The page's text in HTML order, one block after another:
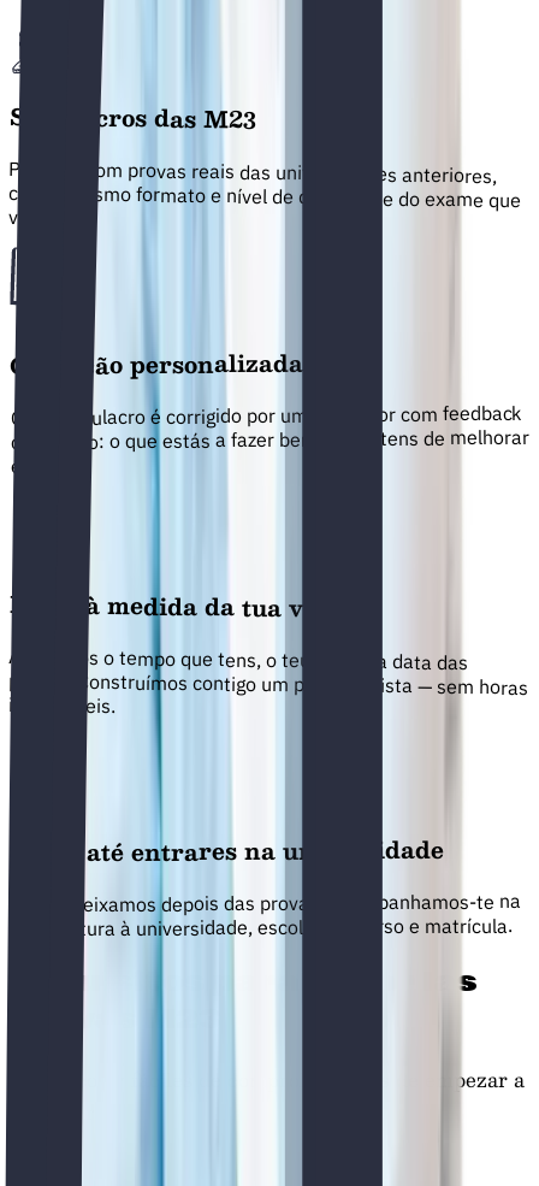
Simulacros das M23
Praticas com provas reais das universidades anteriores,
com o mesmo formato e nível de dificuldade do exame que
vais fazer.
Correção personalizada
Cada simulacro é corrigido por um professor com feedback
detalhado: o que estás a fazer bem, o que tens de melhorar
e como.
Plano à medida da tua vida
Avaliamos o tempo que tens, o teu nível e a data das
provas. Construímos contigo um plano realista — sem horas
impossíveis.
Apoio até entrares na universidade
Não te deixamos depois das provas. Acompanhamos-te na
candidatura à universidade, escolha de curso e matrícula.
Requisitos para hacer las
Provas M23
Son pocos y fáciles de comprobar antes de empezar a
prepararte.